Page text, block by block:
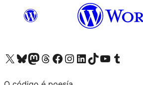
Visita la cuenta de X (anteriormente Twitter)
Visita a nosa conta de Bluesky
Visita a nosa conta de Mastodon
Visita a nosa conta de Threads
Visita a nosa páxina de Facebook
Visita a nosa conta de Instagram
Visita a nosa conta de LinkedIn
Visita a nosa conta de TikTok
Visita a nosa canle de YouTube
Visita a nosa conta de Tumblr